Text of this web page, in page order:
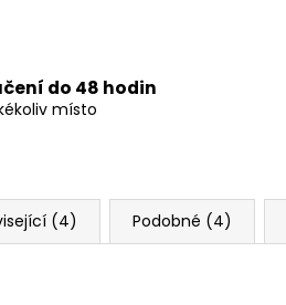
do 48 hodin
místo
(4) Podobné (4)